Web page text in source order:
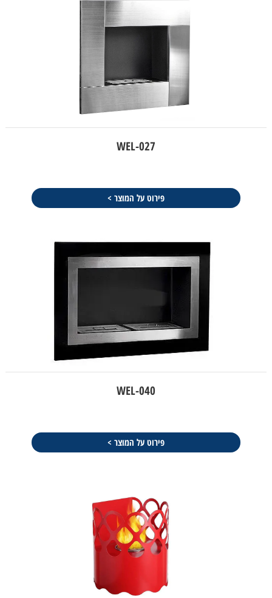
WEL-027
פירוט על המוצר >
WEL-040
פירוט על המוצר >